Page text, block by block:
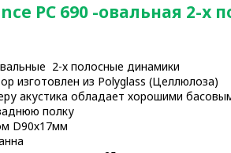
PC 690 -овальная 2-х
2-х полосные динамики
изготовлен из Polyglass (Целлюлоза)
акустика обладает хорошими
полку
D90х17мм